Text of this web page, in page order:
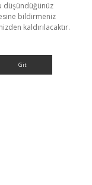
düşündüğünüz
bildirmeniz
kaldırılacaktır.